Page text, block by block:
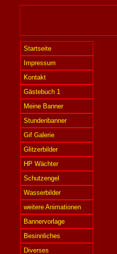
Startseite
Impressum
Kontakt
Gästebuch 1
Meine Banner
Stundenbanner
Gif Galerie
Glitzerbilder
HP Wächter
Schutzengel
Wasserbilder
weitere Animationen
Bannervorlage
Besinnliches
Diverses